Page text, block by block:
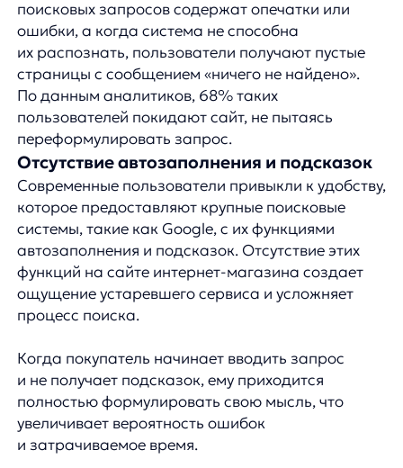
Когда покупатель начинает вводить запрос
и не получает подсказок, ему приходится
увеличивает вероятность ошибок
и затрачиваемое время.
Исследования показывают, что наличие
автозаполнения сокращает время поиска
на 25% и увеличивает вероятность успешного
нахождения товара на 30%.
Проблемы с пользовательским
интерфейсом
Неудачный дизайн поисковой строки и системы
фильтрации результатов — еще одна
распространенная проблема. Многие сайты
грешат неочевидным расположением поисковой
скрытым поиском, доступным только после
После получения результатов поиска
пользователи часто сталкиваются с отсутствием
нужных фильтров или сложной навигацией.
Например, человек, ищущий «черный кожаный
диван», получает сотни результатов без